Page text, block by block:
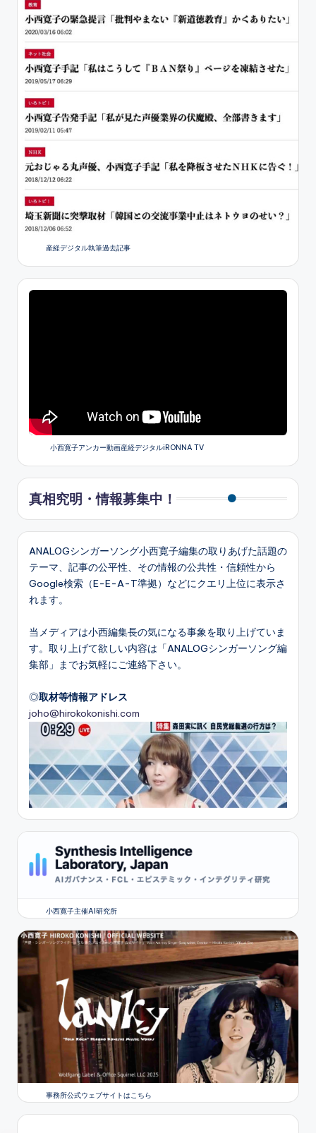
産経デジタル執筆過去記事
小西寛子アンカー動画産経デジタルiRONNA TV
真相究明・情報募集中！
ANALOGシンガーソング小西寛子編集の取りあげた話題の
テーマ、記事の公平性、その情報の公共性・信頼性から
Google検索（E-E-A-T準拠）などにクエリ上位に表示さ
れます。
当メディアは小西編集長の気になる事象を取り上げていま
す。取り上げて欲しい内容は「ANALOGシンガーソング編
集部」までお気軽にご連絡下さい。
◎取材等情報アドレス
joho@hirokokonishi.com
小西寛子主催AI研究所
事務所公式ウェブサイトはこちら